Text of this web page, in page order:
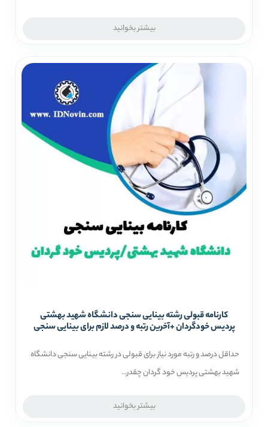
بیشتر بخوانید
کارنامه قبولی رشته بینایی سنجی دانشگاه شهید بهشتی
پردیس خودگردان +آخرین رتبه و درصد لازم برای بینایی سنجی
حداقل درصد و رتبه مورد نیاز برای قبولی در رشته بینایی سنجی دانشگاه
شهید بهشتی پردیس خود گردان چقدر...
بیشتر بخوانید